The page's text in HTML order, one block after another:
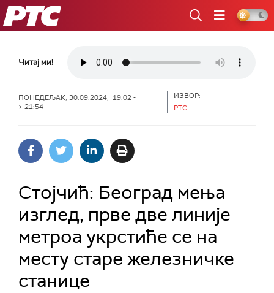
РТС
Читај ми!
ПОНЕДЕЉАК, 30.09.2024, 19:02 -
> 21:54
ИЗВОР:
РТС
Стојчић: Београд мења
изглед, прве две линије
метроа укрстиће се на
месту старе железничке
станице